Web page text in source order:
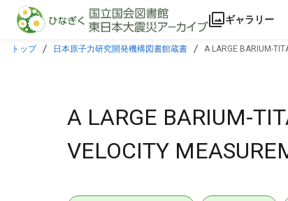
本文に飛ぶ
ギャラリー
トップ 日本原子力研究開発機構図書館蔵書 A LARGE BARIUM-
A LARGE BARIUM-
VELOCITY